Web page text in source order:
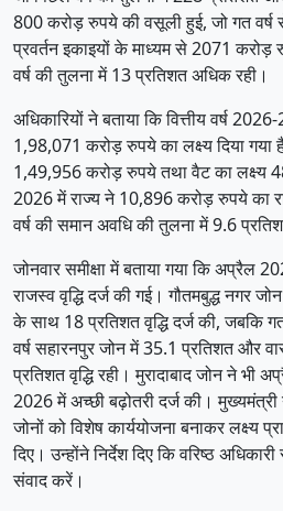
800 करोड़ रुपये की वसूली हुई, जो गत
प्रवर्तन इकाइयों के माध्यम से 2071
वर्ष की तुलना में 13 प्रतिशत अधिक रही।
अधिकारियों ने बताया कि वित्तीय वर्ष
1,98,071 करोड़ रुपये का लक्ष्य दिया गया
1,49,956 करोड़ रुपये तथा वैट का
2026 में राज्य ने 10,896 करोड़ रुपये का
वर्ष की समान अवधि की तुलना में 9.6
जोनवार समीक्षा में बताया गया कि अप्रैल
राजस्व वृद्धि दर्ज की गई। गौतमबुद्ध नगर
के साथ 18 प्रतिशत वृद्धि दर्ज की, जबकि
वर्ष सहारनपुर जोन में 35.1 प्रतिशत और
प्रतिशत वृद्धि रही। मुरादाबाद जोन ने
2026 में अच्छी बढ़ोतरी दर्ज की।
जोनों को विशेष कार्ययोजना बनाकर लक्ष्य
दिए। उन्होंने निर्देश दिए कि वरिष्ठ
संवाद करें।